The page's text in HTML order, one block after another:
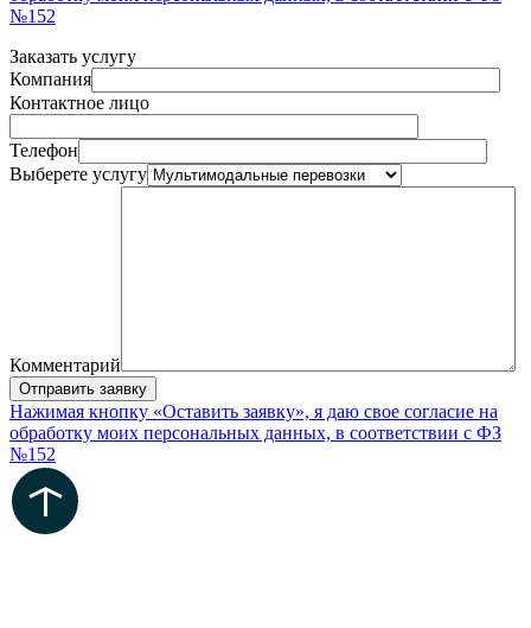
№152
Заказать услугу
Компания
Контактное лицо
Телефон
Выберете услугу
Комментарий
Нажимая кнопку «Оставить заявку», я даю свое согласие на
обработку моих персональных данных, в соответствии с ФЗ
№152